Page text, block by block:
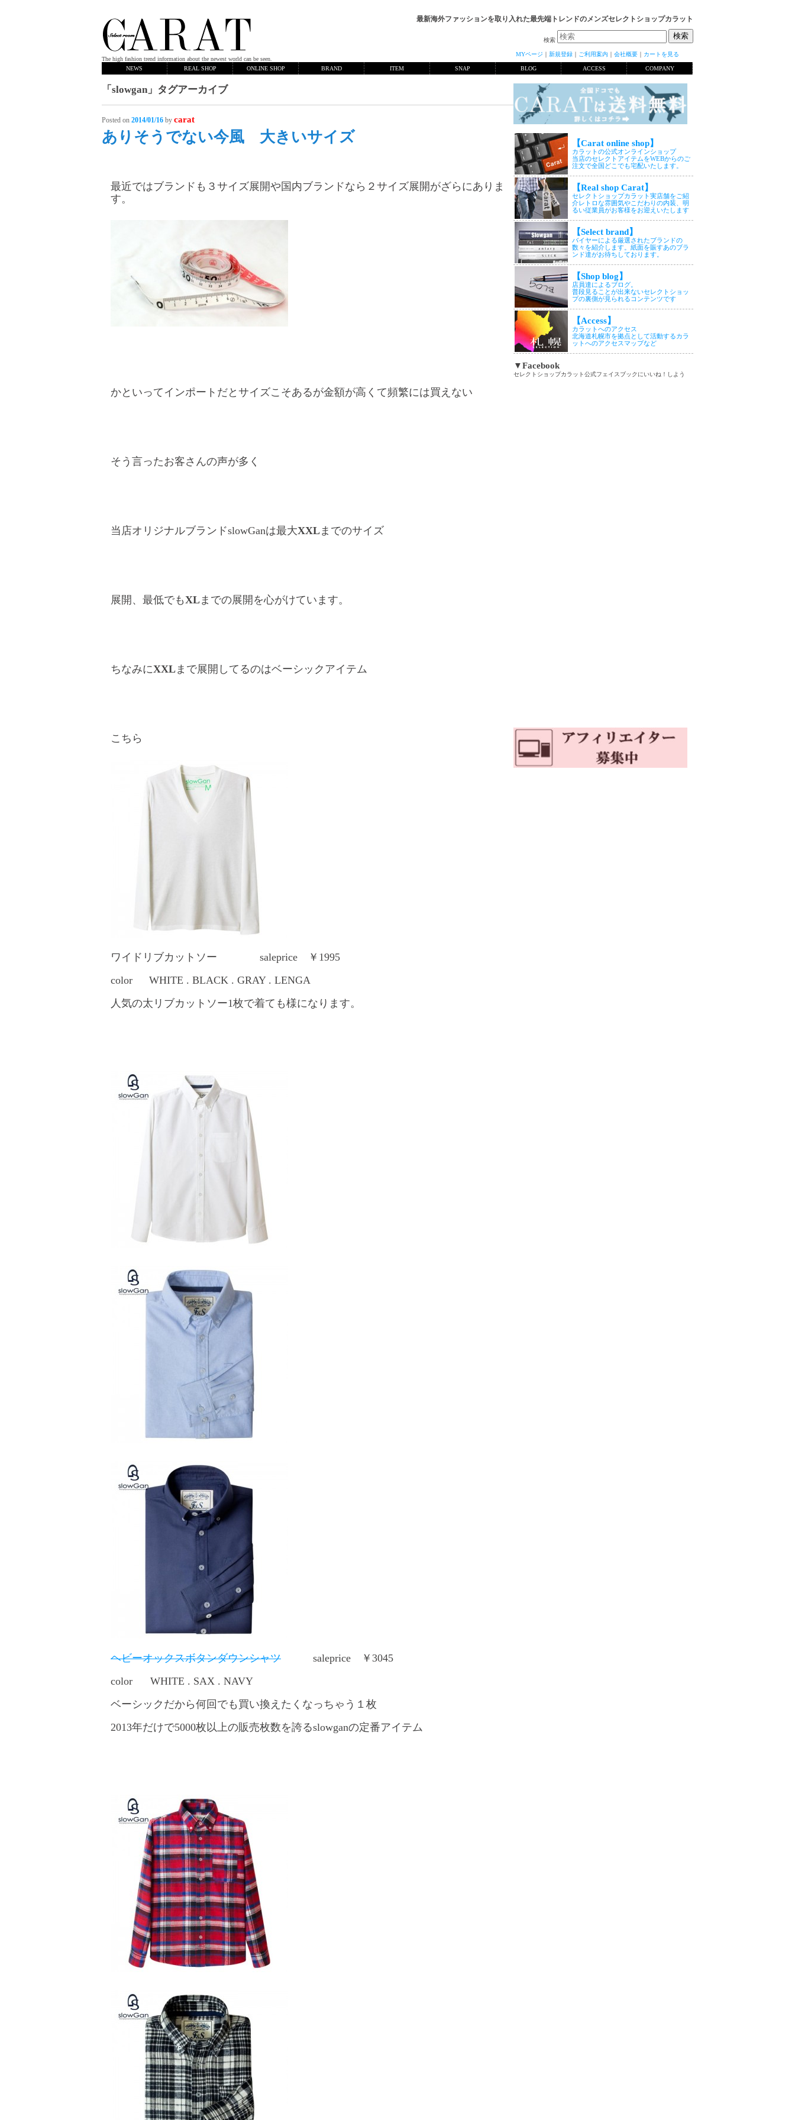
The high fashion trend information about the newest world can be seen.
最新海外ファッションを取り入れた最先端トレンドのメンズセレクトショップカラット
検索
MYページ ｜ 新規登録 ｜ ご利用案内 ｜ 会社概要 ｜ カートを見る
NEWS REAL SHOP ONLINE SHOP BRAND ITEM SNAP BLOG ACCESS COMPANY
「 slowgan 」タグアーカイブ
Posted on 2014/01/16 by carat
ありそうでない今風 大きいサイズ
最近ではブランドも３サイズ展開や国内ブランドなら２サイズ展開がざらにありま
す。
かといってインポートだとサイズこそあるが金額が高くて頻繁には買えない
そう言ったお客さんの声が多く
当店オリジナルブランドslowGanは最大XXLまでのサイズ
展開、最低でもXLまでの展開を心がけています。
ちなみにXXLまで展開してるのはベーシックアイテム
こちら
ワイドリブカットソー saleprice ￥1995
color WHITE . BLACK . GRAY . LENGA
人気の太リブカットソー1枚で着ても様になります。
ヘビーオックスボタンダウンシャツ saleprice ￥3045
color WHITE . SAX . NAVY
ベーシックだから何回でも買い換えたくなっちゃう１枚
2013年だけで5000枚以上の販売枚数を誇るslowganの定番アイテム
【Carat online shop】
カラットの公式オンラインショップ
当店のセレクトアイテムをWEBからのご
注文で全国どこでも宅配いたします。
【Real shop Carat】
セレクトショップカラット実店舗をご紹
介レトロな雰囲気やこだわりの内装、明
るい従業員がお客様をお迎えいたします
【Select brand】
バイヤーによる厳選されたブランドの
数々を紹介します。紙面を賑すあのブラ
ンド達がお待ちしております。
【Shop blog】
店員達によるブログ。
普段見ることが出来ないセレクトショッ
プの裏側が見られるコンテンツです
【Access】
カラットへのアクセス
北海道札幌市を拠点として活動するカラ
ットへのアクセスマップなど
▼Facebook
セレクトショップカラット公式フェイスブックにいいね！しよう